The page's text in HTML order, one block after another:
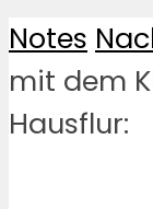
Notes
mit dem
Hausflur: